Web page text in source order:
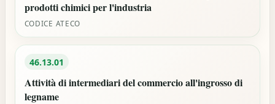
prodotti chimici per l'industria
CODICE ATECO
46.13.01
Attività di intermediari del commercio all'ingrosso di
legname